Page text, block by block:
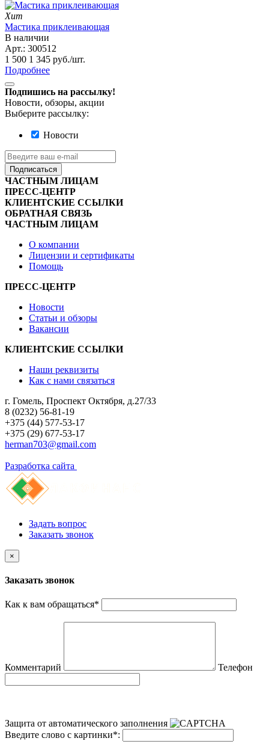
Хит
Мастика приклеивающая
В наличии
Арт.: 300512
1 500 1 345 руб./шт.
Подробнее
Подпишись на рассылку!
Новости, обзоры, акции
Выберите рассылку:
Новости
Подписаться
ЧАСТНЫМ ЛИЦАМ
ПРЕСС-ЦЕНТР
КЛИЕНТСКИЕ ССЫЛКИ
ОБРАТНАЯ СВЯЗЬ
ЧАСТНЫМ ЛИЦАМ
О компании
Лицензии и сертификаты
Помощь
ПРЕСС-ЦЕНТР
Новости
Статьи и обзоры
Вакансии
КЛИЕНТСКИЕ ССЫЛКИ
Наши реквизиты
Как с нами связаться
г. Гомель, Проспект Октября, д.27/33
8 (0232) 56-81-19
+375 (44) 577-53-17
+375 (29) 677-53-17
herman703@gmail.com
Разработка сайта
Задать вопрос
Заказать звонок
×
Заказать звонок
Как к вам обращаться*
Комментарий Телефон
Защита от автоматического заполнения
Введите слово с картинки*: